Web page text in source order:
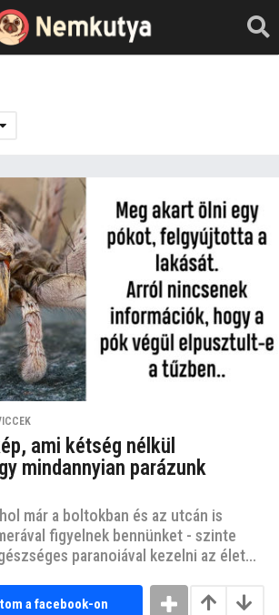
ami kétség nélkül
mindannyian parázunk
már a boltokban és az utcán is
figyelnek bennünket - szinte
paranoiával kezelni az élet...
a facebook-on